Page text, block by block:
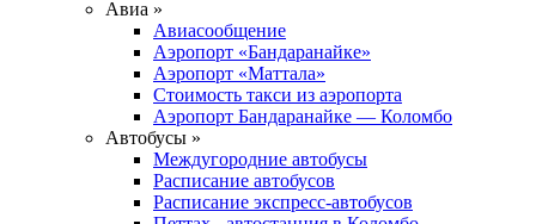
Авиа »
Авиасообщение
Аэропорт «Бандаранайке»
Аэропорт «Маттала»
Стоимость такси из аэропорта
Аэропорт Бандаранайке — Коломбо
Автобусы »
Междугородние автобусы
Расписание автобусов
Расписание экспресс-автобусов